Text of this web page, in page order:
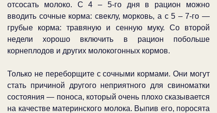
отсосать молоко. С 4 – 5-го дня в рацион можно
вводить сочные корма: свеклу, морковь, а с 5 – 7-го —
грубые корма: травяную и сенную муку. Со второй
недели хорошо включить в рацион побольше
корнеплодов и других молокогонных кормов.
Только не переборщите с сочными кормами. Они могут
стать причиной другого неприятного для свиноматки
состояния — поноса, который очень плохо сказывается
на качестве материнского молока. Выпив его, поросята